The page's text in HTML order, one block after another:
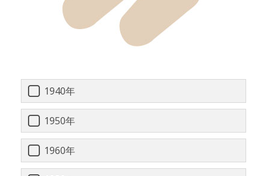
1940年
1950年
1960年